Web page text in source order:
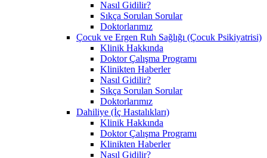
Nasıl Gidilir?
Sıkça Sorulan Sorular
Doktorlarımız
Çocuk ve Ergen Ruh Sağlığı (Çocuk Psikiyatrisi)
Klinik Hakkında
Doktor Çalışma Programı
Klinikten Haberler
Nasıl Gidilir?
Sıkça Sorulan Sorular
Doktorlarımız
Dahiliye (İç Hastalıkları)
Klinik Hakkında
Doktor Çalışma Programı
Klinikten Haberler
Nasıl Gidilir?